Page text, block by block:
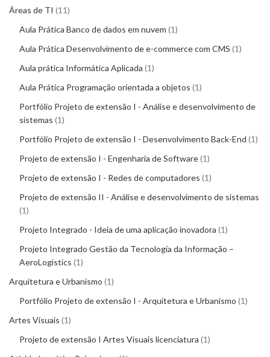
Áreas de TI 11
Aula Prática Banco de dados em nuvem 1
Aula Prática Desenvolvimento de e-commerce com CMS 1
Aula prática Informática Aplicada 1
Aula Prática Programação orientada a objetos 1
Portfólio Projeto de extensão I - Análise e desenvolvimento de
sistemas 1
Portfólio Projeto de extensão I - Desenvolvimento Back-End 1
Projeto de extensão I - Engenharia de Software 1
Projeto de extensão I - Redes de computadores 1
Projeto de extensão II - Análise e desenvolvimento de sistemas
1
Projeto Integrado - Ideia de uma aplicação inovadora 1
Projeto Integrado Gestão da Tecnologia da Informação –
AeroLogistics 1
Arquitetura e Urbanismo 1
Portfólio Projeto de extensão I - Arquitetura e Urbanismo 1
Artes Visuais 1
Projeto de extensão I Artes Visuais licenciatura 1